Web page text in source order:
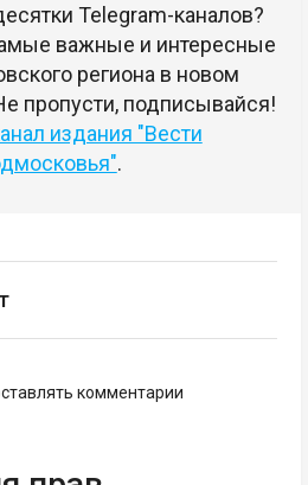
Telegram-каналов?
важные и интересные
региона в новом
пропусти, подписывайся!
издания "Вести
.
комментарии